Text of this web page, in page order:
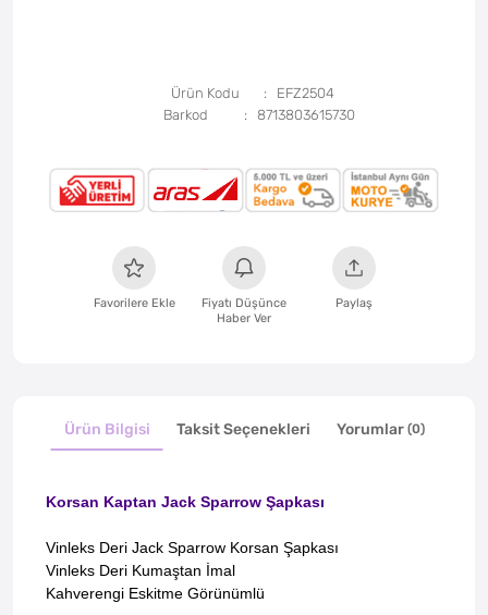
Ürün Kodu
EFZ2504
Barkod
8713803615730
Favorilere Ekle
Fiyatı Düşünce
Haber Ver
Paylaş
Ürün Bilgisi Taksit Seçenekleri Yorumlar (0)
Korsan Kaptan Jack Sparrow Şapkası
Vinleks Deri Jack Sparrow Korsan Şapkası
Vinleks Deri Kumaştan İmal
Kahverengi Eskitme Görünümlü